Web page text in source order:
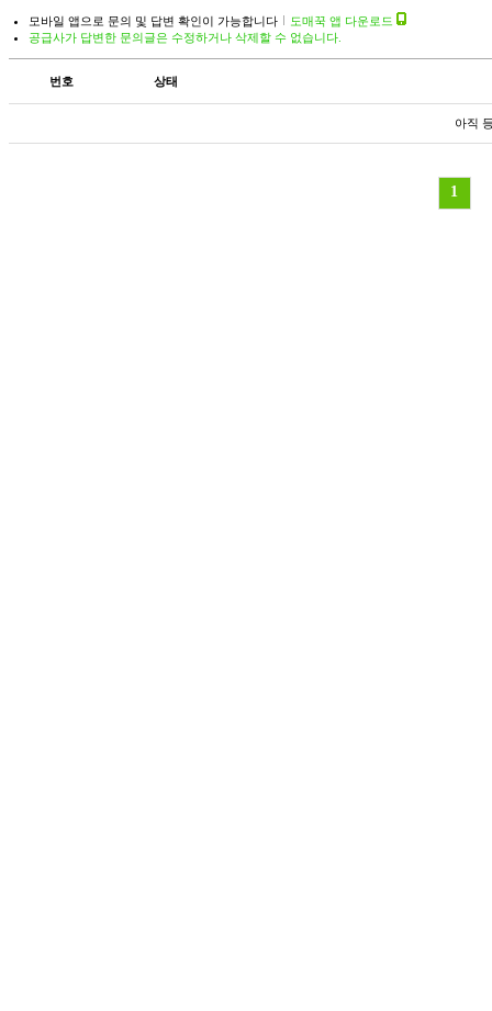
모바일 앱으로 문의 및 답변 확인이 가능합니다
도매꾹 앱 다운로드
공급사가 답변한 문의글은 수정하거나 삭제할 수 없습니다.
번호 상태
아직
1